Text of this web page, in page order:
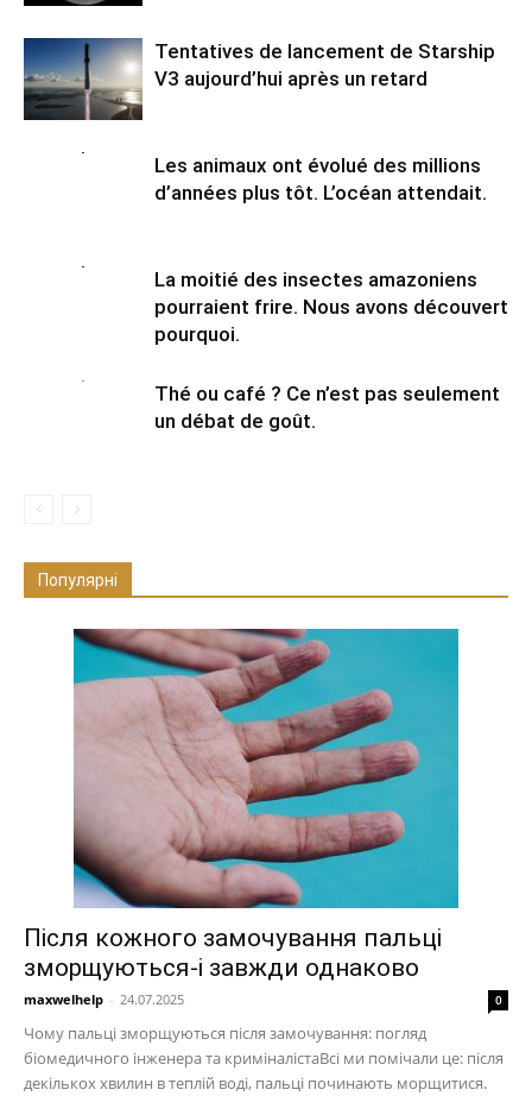
Tentatives de lancement de Starship
V3 aujourd’hui après un retard
Les animaux ont évolué des millions
d’années plus tôt. L’océan attendait.
La moitié des insectes amazoniens
pourraient frire. Nous avons découvert
pourquoi.
Thé ou café ? Ce n’est pas seulement
un débat de goût.
Популярні
Після кожного замочування пальці
зморщуються-і завжди однаково
maxwelhelp - 24.07.2025 0
Чому пальці зморщуються після замочування: погляд
біомедичного інженера та криміналістаВсі ми помічали це: після
декількох хвилин в теплій воді, пальці починають морщитися.